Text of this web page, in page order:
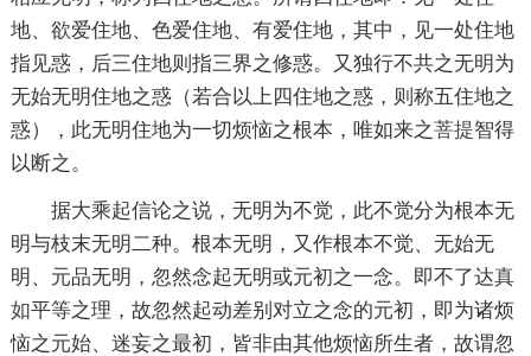
地、欲爱住地、色爱住地、有爱住地，其中，见一处住地
指见惑，后三住地则指三界之修惑。又独行不共之无明为
无始无明住地之惑（若合以上四住地之惑，则称五住地之
惑），此无明住地为一切烦恼之根本，唯如来之菩提智得
以断之。
据大乘起信论之说，无明为不觉，此不觉分为根本无
明与枝末无明二种。根本无明，又作根本不觉、无始无
明、元品无明，忽然念起无明或元初之一念。即不了达真
如平等之理，故忽然起动差别对立之念的元初，即为诸烦
恼之元始、迷妄之最初，皆非由其他烦恼所生者，故谓忽